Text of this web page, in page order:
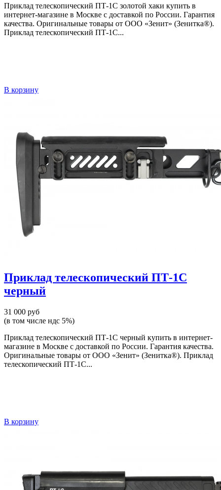
Приклад телескопический ПТ-1С золотой хаки купить в
интернет-магазине в Москве с доставкой по России. Гарантия
качества. Оригинальные товары от ООО «Зенит» (Зенитка®).
Приклад телескопический ПТ-1С...
В корзину
Приклад телескопический ПТ-1С
черный
31 000 руб
(в том числе ндс 5%)
Приклад телескопический ПТ-1С черный купить в интернет-
магазине в Москве с доставкой по России. Гарантия качества.
Оригинальные товары от ООО «Зенит» (Зенитка®). Приклад
телескопический ПТ-1С...
В корзину